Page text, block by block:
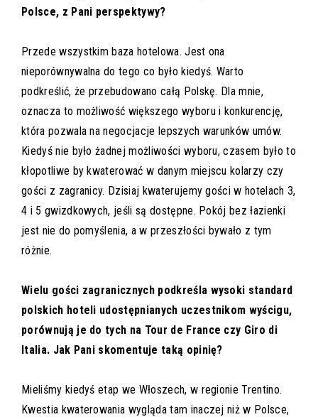
Polsce, z Pani perspektywy?
Przede wszystkim baza hotelowa. Jest ona
nieporównywalna do tego co było kiedyś. Warto
podkreślić, że przebudowano całą Polskę. Dla mnie,
oznacza to możliwość większego wyboru i konkurencję,
która pozwala na negocjacje lepszych warunków umów.
Kiedyś nie było żadnej możliwości wyboru, czasem było to
kłopotliwe by kwaterować w danym miejscu kolarzy czy
gości z zagranicy. Dzisiaj kwaterujemy gości w hotelach 3,
4 i 5 gwizdkowych, jeśli są dostępne. Pokój bez łazienki
jest nie do pomyślenia, a w przeszłości bywało z tym
różnie.
Wielu gości zagranicznych podkreśla wysoki standard
polskich hoteli udostępnianych uczestnikom wyścigu,
porównują je do tych na Tour de France czy Giro di
Italia. Jak Pani skomentuje taką opinię?
Mieliśmy kiedyś etap we Włoszech, w regionie Trentino.
Kwestia kwaterowania wygląda tam inaczej niż w Polsce,